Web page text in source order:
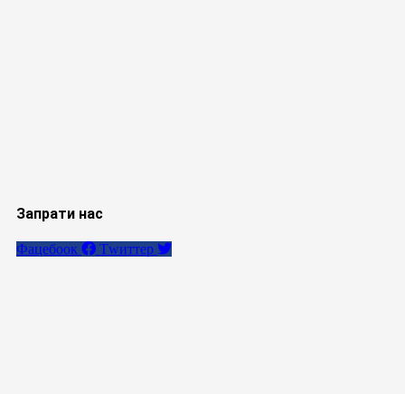
Запрати нас
Фацебоок Тwиттер